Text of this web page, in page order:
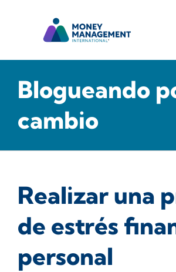
Blogueando
cambio
Realizar una
de estrés
personal